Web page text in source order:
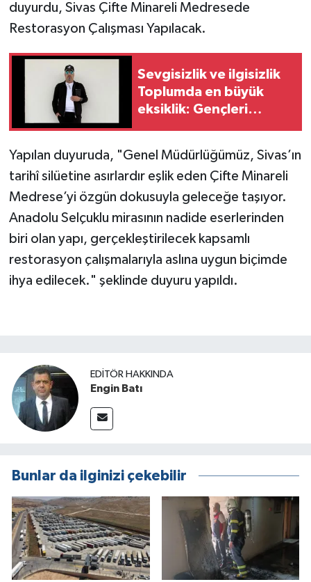
duyurdu, Sivas Çifte Minareli Medresede
Restorasyon Çalışması Yapılacak.
Sevgisizlik ve ilgisizlik
Toplumda en büyük
eksiklik: Gençleri
Yapılan duyuruda, "Genel Müdürlüğümüz, Sivas’ın
tarihî silüetine asırlardır eşlik eden Çifte Minareli
Medrese’yi özgün dokusuyla geleceğe taşıyor.
Anadolu Selçuklu mirasının nadide eserlerinden
biri olan yapı, gerçekleştirilecek kapsamlı
restorasyon çalışmalarıyla aslına uygun biçimde
ihya edilecek." şeklinde duyuru yapıldı.
EDITÖR HAKKINDA
Engin Batı
Bunlar da ilginizi çekebilir